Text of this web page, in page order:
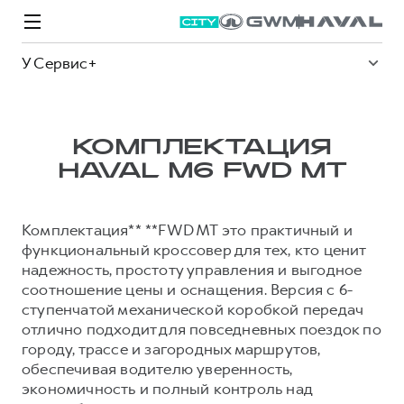
У Сервис+
от 2 049 000 ₽ от 2 049 000 ₽
ВЫБОР И ПОКУПКА
Автомобили в наличии
Конфигуратор HAVAL
Аксессуары HAVAL
Каталоги и прайс-листы
СЕРВИС
Все о сервисе
Запись на сервис
Моторное масло
Стоимость ТО
СПЕЦПРЕДЛОЖЕНИЯ
Покупателям
Владельцам
БРЕНД HAVAL
О бренде
Новости
О GWM
ИНФОРМАЦИЯ О ДИЛЕРЕ
КОМПЛЕКТАЦИЯ
HAVAL M6 FWD MT
Комплектация** **FWD MT это практичный и
функциональный кроссовер для тех, кто ценит
надежность, простоту управления и выгодное
соотношение цены и оснащения. Версия с 6-
ступенчатой механической коробкой передач
отлично подходит для повседневных поездок по
городу, трассе и загородных маршрутов,
обеспечивая водителю уверенность,
экономичность и полный контроль над